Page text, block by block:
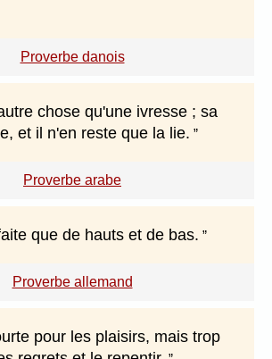
Proverbe danois
chose qu'une ivresse ; sa
et il n'en reste que la lie.
Proverbe arabe
que de hauts et de bas.
Proverbe allemand
pour les plaisirs, mais trop